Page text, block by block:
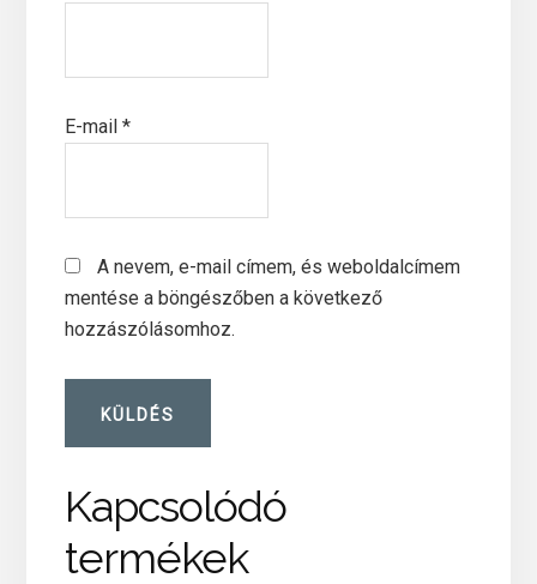
E-mail *
A nevem, e-mail címem, és weboldalcímem
mentése a böngészőben a következő
hozzászólásomhoz.
Kapcsolódó
termékek